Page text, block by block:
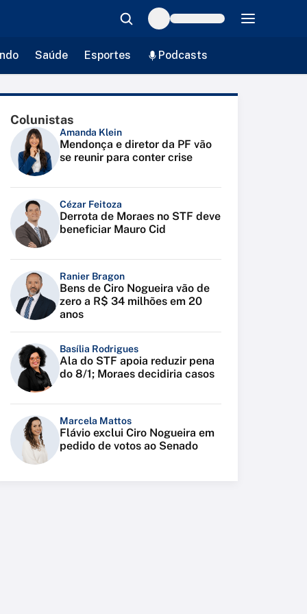
Saúde Esportes Podcasts
Colunistas
Amanda Klein
Mendonça e diretor da PF vão
se reunir para conter crise
Cézar Feitoza
Derrota de Moraes no STF deve
beneficiar Mauro Cid
Ranier Bragon
Bens de Ciro Nogueira vão de
zero a R$ 34 milhões em 20
anos
Basília Rodrigues
Ala do STF apoia reduzir pena
do 8/1; Moraes decidiria casos
Marcela Mattos
Flávio exclui Ciro Nogueira em
pedido de votos ao Senado